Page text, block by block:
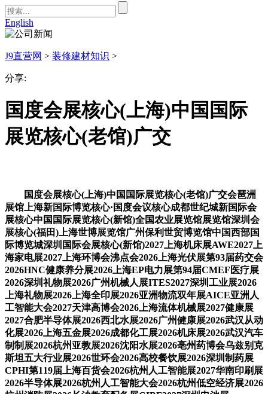
English
J9直营网 > 装修建材知识 >
分享:
国度会展核心(上海)中国国际
展览核心(老馆)广交
国度会展核心(上海)中国国际展览核心(老馆)广交会琶洲
展馆上海新国际博览核心·国度会议核心成都世纪城新国际会
展核心中国国际展览核心(新馆)全国农业展览馆展览馆深圳会
展核心(福田)上海世博展览馆广州保利世贸博览馆中国西部国
际博览城深圳国际会展核心(新馆)2027上海机床展AWE2027上
海家电展2027上海环博会沸点会2026上海光伏展第93届药交会
2026HNC健康养分展2026上海EP电力展第94届CMEF医疗展
2026深圳礼物展2026广州机械人展ITES2027深圳工业展2026
上海礼物展2026上海全印展2026亚洲物流双年展AICE亚洲人
工智能大会2027天津高博会2026上海流体机械展2027健康展
2027合肥半导体展2026西北水展2026广州健康展2026武汉从动
化展2026上海五金展2026成都化工展2026机床展2026武汉汽车
制制展2026杭州亚教展2026沈阳水展2026亳州药博会乌兹别克
斯坦五大行业展2026世环会2026高校餐饮展2026深圳制药展
CPHI第119届上海百货会2026杭州人工智能展2027华南印刷展
2026半导体展2026杭州人工智能大会2026杭州低空经济展2026